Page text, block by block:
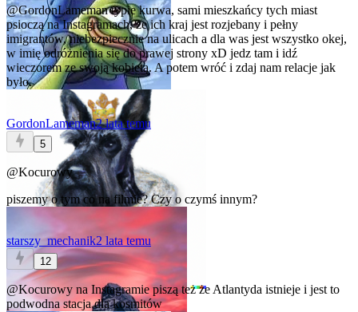
@GordonLamemantypie kurwa, sami mieszkańcy tych miast
psioczą na Instagramach, że ich kraj jest rozjebany i pełny
imigrantów, niebezpiecznie na ulicach a dla was jest wszystko okej,
w imię odróżnienia się do prawej strony xD jedz tam i idź
wieczorem ze swoją kobietą. A potem wróć i zdaj nam relacje jak
było.
GordonLameman2 lata temu
5
@Kocurowy
piszemy o tym co na filmie? Czy o czymś innym?
starszy_mechanik2 lata temu
12
@Kocurowyna Instagramie piszą też że Atlantyda istnieje i jest to
podwodna stacja dla kosmitów